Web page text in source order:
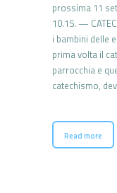
prossima 11
10.15. —
i bambini delle
prima volta il
parrocchia e
catechismo,
Read more